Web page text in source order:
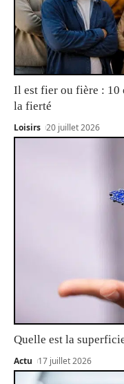
Il est fier ou fière : 10
la fierté
Loisirs 20 juillet 2026
Quelle est la
Actu 17 juillet 2026